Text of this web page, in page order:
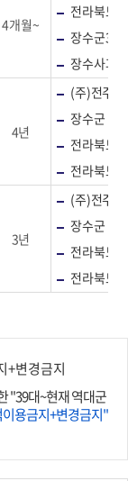
4개월~
전라북도
장수군3대
장수사과
4년
(주)전주
장수군 임
전라북도
전라북도
3년
(주)전주
장수군 임
전라북도
전라북도
"39대~현재 역대군
용금지+변경금지"